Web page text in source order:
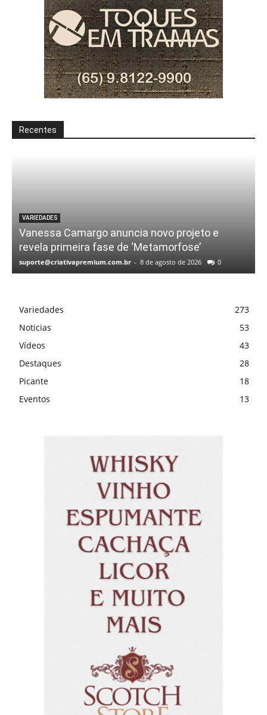
Recentes
VARIEDADES
Vanessa Camargo anuncia novo projeto e
revela primeira fase de ‘Metamorfose’
suporte@criativapremium.com.br - 8 de agosto de 2026 0
Variedades
273
Noticias
53
Vídeos
43
Destaques
28
Picante
18
Eventos
13